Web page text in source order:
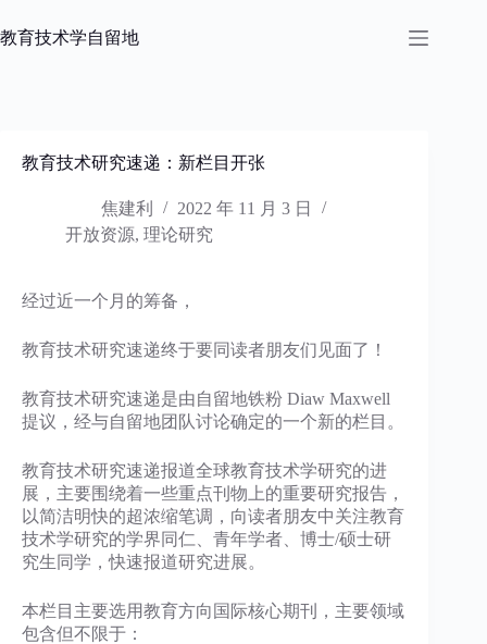
过
教育技术学自留地
教育技术研究速递：新栏目开张
焦建利
2022 年 11 月 3 日
开放资源, 理论研究
经过近一个月的筹备，
教育技术研究速递终于要同读者朋友们见面了！
教育技术研究速递是由自留地铁粉 Diaw Maxwell
提议，经与自留地团队讨论确定的一个新的栏目。
教育技术研究速递报道全球教育技术学研究的进
展，主要围绕着一些重点刊物上的重要研究报告，
以简洁明快的超浓缩笔调，向读者朋友中关注教育
技术学研究的学界同仁、青年学者、博士/硕士研
究生同学，快速报道研究进展。
本栏目主要选用教育方向国际核心期刊，主要领域
包含但不限于：